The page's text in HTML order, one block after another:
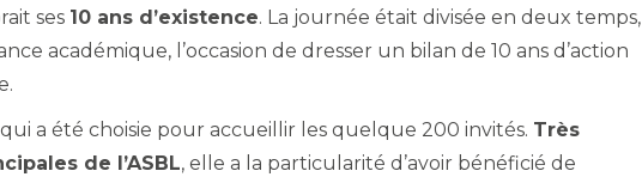
ses 10 ans d’existence. La journée était divisée en deux temps,
académique, l’occasion de dresser un bilan de 10 ans d’action
qui a été choisie pour accueillir les quelque 200 invités. Très
de l’ASBL, elle a la particularité d’avoir bénéficié de